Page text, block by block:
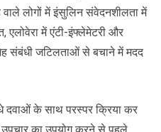
लोगों में इंसुलिन संवेदनशीलता में
में एंटी-इंफ्लेमेटरी और
संबंधी जटिलताओं से बचाने में मदद
दवाओं के साथ परस्पर क्रिया कर